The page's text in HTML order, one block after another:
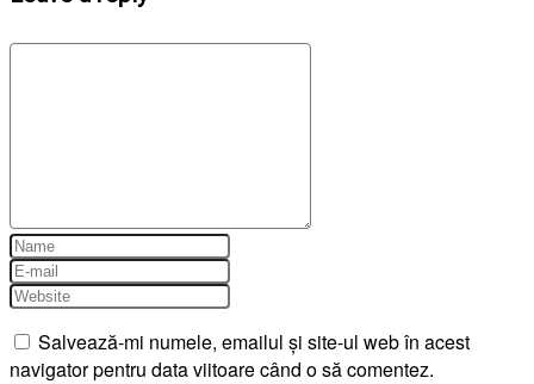
Salvează-mi numele, emailul și site-ul web în acest
navigator pentru data viitoare când o să comentez.